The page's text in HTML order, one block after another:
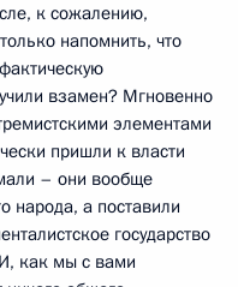
к сожалению,
напомнить, что
взамен? Мгновенно
элементами
пришли к власти
– они вообще
народа, а поставили
государство
как мы с вами